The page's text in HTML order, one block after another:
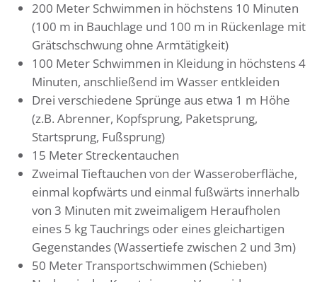
200 Meter Schwimmen in höchstens 10 Minuten
(100 m in Bauchlage und 100 m in Rückenlage mit
Grätschschwung ohne Armtätigkeit)
100 Meter Schwimmen in Kleidung in höchstens 4
Minuten, anschließend im Wasser entkleiden
Drei verschiedene Sprünge aus etwa 1 m Höhe
(z.B. Abrenner, Kopfsprung, Paketsprung,
Startsprung, Fußsprung)
15 Meter Streckentauchen
Zweimal Tieftauchen von der Wasseroberfläche,
einmal kopfwärts und einmal fußwärts innerhalb
von 3 Minuten mit zweimaligem Heraufholen
eines 5 kg Tauchrings oder eines gleichartigen
Gegenstandes (Wassertiefe zwischen 2 und 3m)
50 Meter Transportschwimmen (Schieben)